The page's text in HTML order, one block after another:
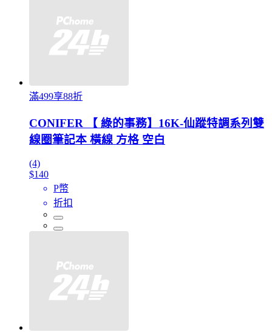
滿499享88折
CONIFER 【 綠的事務】16K-仙蹤特調系列雙
線圈筆記本 橫線 方格 空白
(4)
$140
P幣
折扣